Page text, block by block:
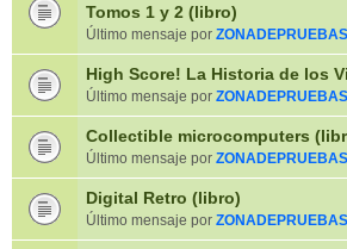
Tomos 1 y 2 (libro)
Último mensaje por ZONADEPRUEBAS
High Score! La Historia de los
Último mensaje por ZONADEPRUEBAS
Collectible microcomputers
Último mensaje por ZONADEPRUEBAS
Digital Retro (libro)
Último mensaje por ZONADEPRUEBAS